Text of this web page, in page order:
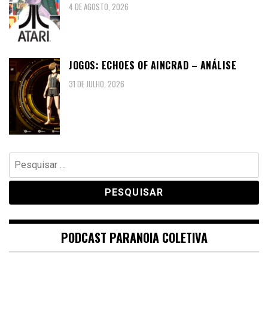
4 DE AGOSTO, 2026
JOGOS: ECHOES OF AINCRAD – ANÁLISE
31 DE JULHO, 2026
Pesquisar
por:
PODCAST PARANOIA COLETIVA